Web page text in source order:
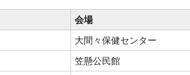
会場
大間々保健センター
笠懸公民館